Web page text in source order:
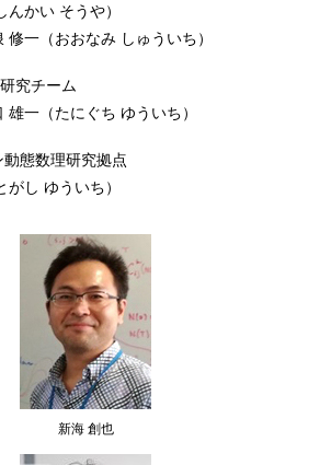
かい そうや）
一（おおなみ しゅういち）
究チーム
一（たにぐち ゆういち）
態数理研究拠点
し ゆういち）
新海 創也